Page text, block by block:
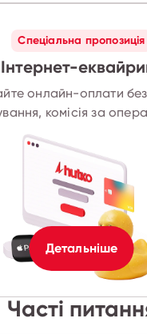
Спеціальна пропозиція
Інтернет-
онлайн-оплати
комісія за
Детальніше
Часті